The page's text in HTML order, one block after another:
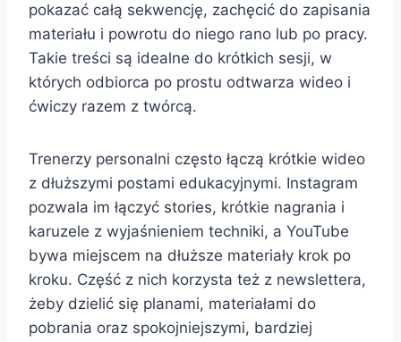
pokazać całą sekwencję, zachęcić do zapisania
materiału i powrotu do niego rano lub po pracy.
Takie treści są idealne do krótkich sesji, w
których odbiorca po prostu odtwarza wideo i
ćwiczy razem z twórcą.
Trenerzy personalni często łączą krótkie wideo
z dłuższymi postami edukacyjnymi. Instagram
pozwala im łączyć stories, krótkie nagrania i
karuzele z wyjaśnieniem techniki, a YouTube
bywa miejscem na dłuższe materiały krok po
kroku. Część z nich korzysta też z newslettera,
żeby dzielić się planami, materiałami do
pobrania oraz spokojniejszymi, bardziej